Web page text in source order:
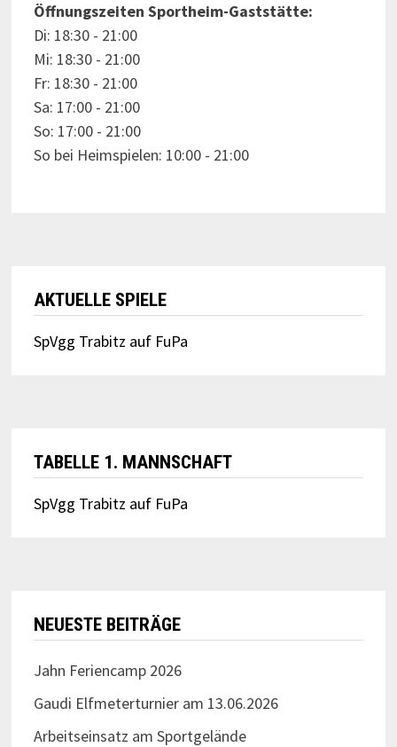
Öffnungszeiten Sportheim-Gaststätte:
Di: 18:30 - 21:00
Mi: 18:30 - 21:00
Fr: 18:30 - 21:00
Sa: 17:00 - 21:00
So: 17:00 - 21:00
So bei Heimspielen: 10:00 - 21:00
AKTUELLE SPIELE
SpVgg Trabitz auf FuPa
TABELLE 1. MANNSCHAFT
SpVgg Trabitz auf FuPa
NEUESTE BEITRÄGE
Jahn Feriencamp 2026
Gaudi Elfmeterturnier am 13.06.2026
Arbeitseinsatz am Sportgelände